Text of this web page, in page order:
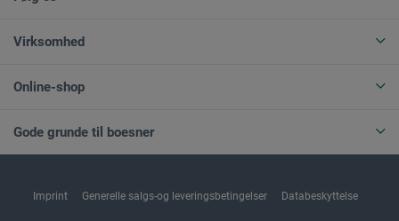
Virksomhed
Online-shop
Gode grunde til boesner
Imprint Generelle salgs-og leveringsbetingelser Databeskyttelse